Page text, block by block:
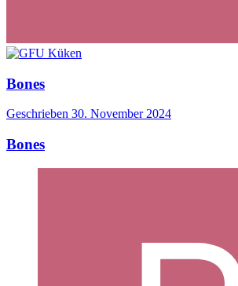
Bones
Geschrieben 30. November 2024
Bones